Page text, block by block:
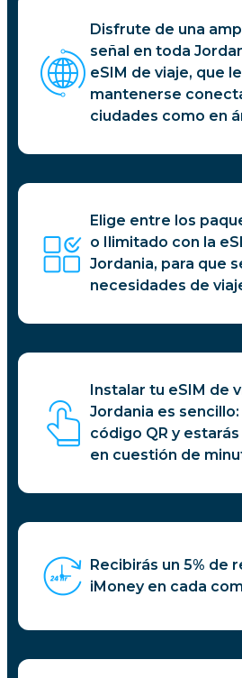
Disfrute de una
señal en toda
eSIM de viaje, que
mantenerse
ciudades como en
Elige entre los
o Ilimitado con la
Jordania, para que
necesidades de
Instalar tu eSIM de
Jordania es
código QR y
en cuestión de
Recibirás un 5% de
iMoney en cada